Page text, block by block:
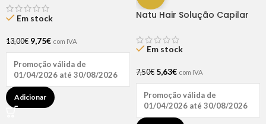
Em stock
13,00€ 9,75€ com IVA
Promoção válida de
01/04/2026 até 30/08/2026
Adicionar
Natu Hair Solução Capilar
Em stock
7,50€ 5,63€ com IVA
Promoção válida de
01/04/2026 até 30/08/2026